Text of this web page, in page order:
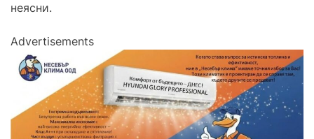
неясни.
Advertisements